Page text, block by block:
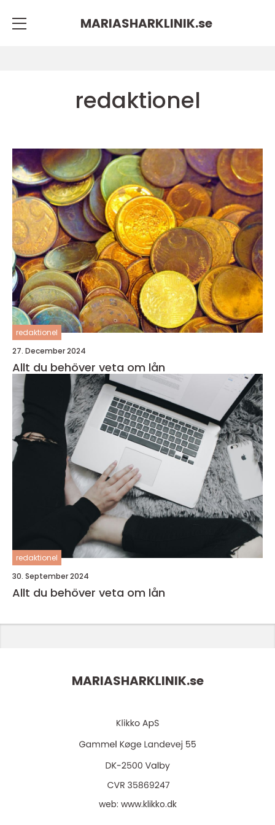
MARIASHARKLINIK.se
redaktionel
redaktionel
27. December 2024
Allt du behöver veta om lån
redaktionel
30. September 2024
Allt du behöver veta om lån
MARIASHARKLINIK.se
web: www.klikko.dk